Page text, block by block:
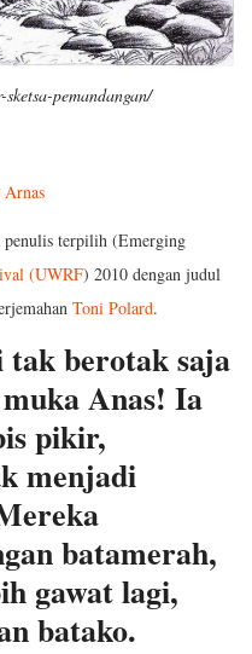
pemandangan/
Arnas
terpilih (Emerging
(UWRF) 2010 dengan judul
Toni Polard.
berotak saja
Anas! Ia
pikir,
menjadi
batamerah,
gawat lagi,
batako.